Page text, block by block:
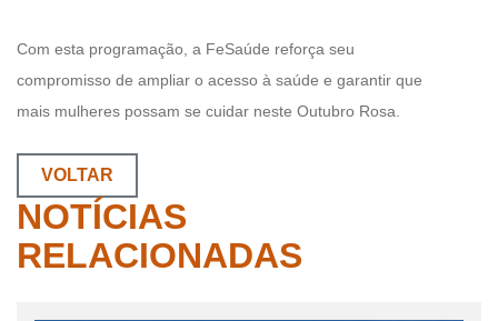
Com esta programação, a FeSaúde reforça seu
compromisso de ampliar o acesso à saúde e garantir que
mais mulheres possam se cuidar neste Outubro Rosa.
VOLTAR
NOTÍCIAS
RELACIONADAS